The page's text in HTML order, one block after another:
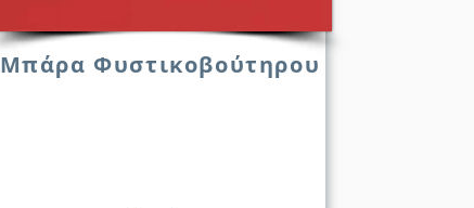
Μπάρα Φυστικοβούτηρου